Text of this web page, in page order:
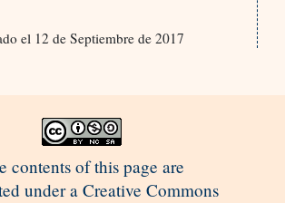
el 12 de Septiembre de 2017
contents of this page are
under a Creative Commons